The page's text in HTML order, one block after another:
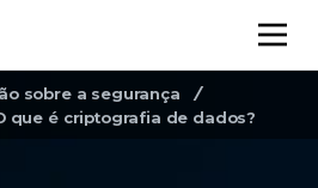
sobre a segurança
que é criptografia de dados?